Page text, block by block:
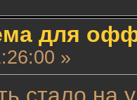
для
»
стало на